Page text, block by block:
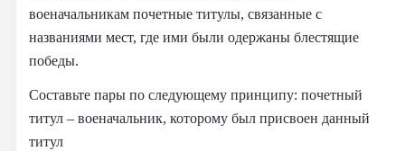
военачальникам почетные титулы, связанные с
названиями мест, где ими были одержаны блестящие
победы.
Составьте пары по следующему принципу: почетный
титул – военачальник, которому был присвоен данный
титул